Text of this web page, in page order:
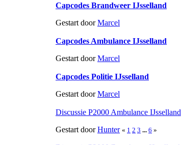
Capcodes Brandweer IJsselland
Gestart doorMarcel
Capcodes Ambulance IJsselland
Gestart doorMarcel
Capcodes Politie IJsselland
Gestart doorMarcel
Discussie P2000 Ambulance IJsselland
Gestart doorHunter « 1 2 3 ... 6 »